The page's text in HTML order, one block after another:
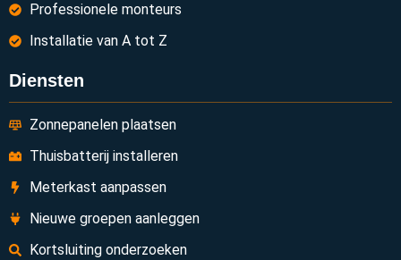
Professionele monteurs
Installatie van A tot Z
Diensten
Zonnepanelen plaatsen
Thuisbatterij installeren
Meterkast aanpassen
Nieuwe groepen aanleggen
Kortsluiting onderzoeken